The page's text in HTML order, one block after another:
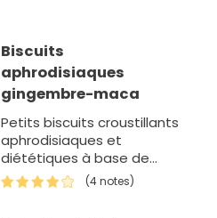
Biscuits
aphrodisiaques
gingembre-maca
Petits biscuits croustillants
aphrodisiaques et
diététiques à base de
maca, de gingembre et de
son de blé
(4 notes)